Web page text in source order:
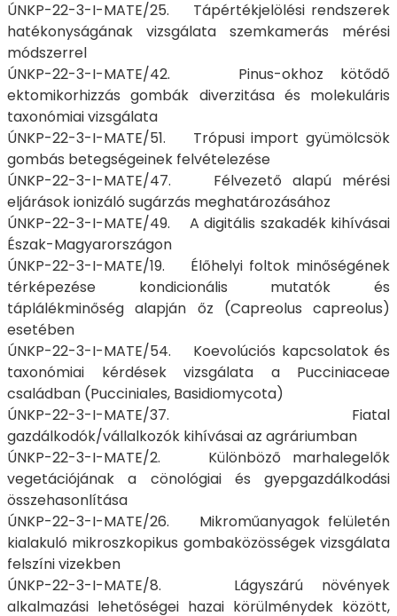
ÚNKP-22-3-I-MATE/25. Tápértékjelölési rendszerek
hatékonyságának vizsgálata szemkamerás mérési
módszerrel
ÚNKP-22-3-I-MATE/42. Pinus-okhoz kötődő
ektomikorhizzás gombák diverzitása és molekuláris
taxonómiai vizsgálata
ÚNKP-22-3-I-MATE/51. Trópusi import gyümölcsök
gombás betegségeinek felvételezése
ÚNKP-22-3-I-MATE/47. Félvezető alapú mérési
eljárások ionizáló sugárzás meghatározásához
ÚNKP-22-3-I-MATE/49. A digitális szakadék kihívásai
Észak-Magyarországon
ÚNKP-22-3-I-MATE/19. Élőhelyi foltok minőségének
térképezése kondicionális mutatók és
táplálékminőség alapján őz (Capreolus capreolus)
esetében
ÚNKP-22-3-I-MATE/54. Koevolúciós kapcsolatok és
taxonómiai kérdések vizsgálata a Pucciniaceae
családban (Pucciniales, Basidiomycota)
ÚNKP-22-3-I-MATE/37. Fiatal
gazdálkodók/vállalkozók kihívásai az agráriumban
ÚNKP-22-3-I-MATE/2. Különböző marhalegelők
vegetációjának a cönológiai és gyepgazdálkodási
összehasonlítása
ÚNKP-22-3-I-MATE/26. Mikroműanyagok felületén
kialakuló mikroszkopikus gombaközösségek vizsgálata
felszíni vizekben
ÚNKP-22-3-I-MATE/8. Lágyszárú növények
alkalmazási lehetőségei hazai körülménydek között,